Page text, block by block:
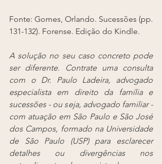
Fonte: Gomes, Orlando. Sucessões (pp.
131-132). Forense. Edição do Kindle.
A solução no seu caso concreto pode
ser diferente. Contrate uma consulta
com o Dr. Paulo Ladeira, advogado
especialista em direito da família e
sucessões - ou seja, advogado familiar -
com atuação em São Paulo e São José
dos Campos, formado na Universidade
de São Paulo (USP) para esclarecer
detalhes ou divergências nos